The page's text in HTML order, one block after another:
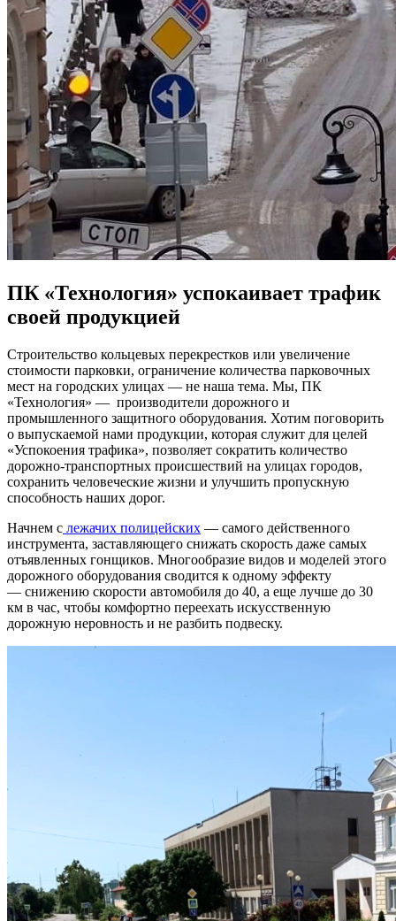
ПК «Технология» успокаивает трафик
своей продукцией
Строительство кольцевых перекрестков или увеличение
стоимости парковки, ограничение количества парковочных
мест на городских улицах — не наша тема. Мы, ПК
«Технология» — производители дорожного и
промышленного защитного оборудования. Хотим поговорить
о выпускаемой нами продукции, которая служит для целей
«Успокоения трафика», позволяет сократить количество
дорожно-транспортных происшествий на улицах городов,
сохранить человеческие жизни и улучшить пропускную
способность наших дорог.
Начнем с лежачих полицейских — самого действенного
инструмента, заставляющего снижать скорость даже самых
отъявленных гонщиков. Многообразие видов и моделей этого
дорожного оборудования сводится к одному эффекту
— снижению скорости автомобиля до 40, а еще лучше до 30
км в час, чтобы комфортно переехать искусственную
дорожную неровность и не разбить подвеску.